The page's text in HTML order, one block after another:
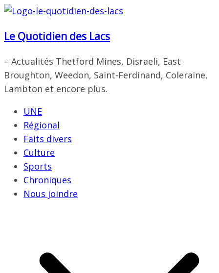
Passer
contenu
Le Quotidien des Lacs
– Actualités Thetford Mines, Disraeli, East
Broughton, Weedon, Saint-Ferdinand, Coleraine,
Lambton et encore plus.
UNE
Régional
Faits divers
Culture
Sports
Chroniques
Nous joindre